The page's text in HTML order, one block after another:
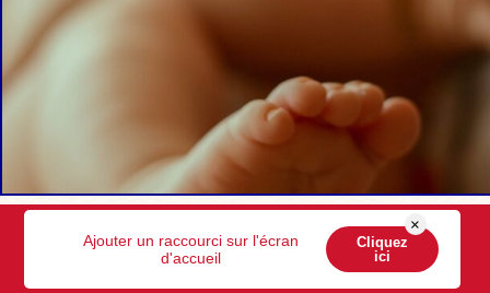
La mortalité infantile : une misère bien française
cachée par le ministère ?
Pourtant, ce n'est qu'un effondrement de plus que BV évoquait en
Ajouter un raccourci sur l'écran
d'accueil
Cliquez
ici
×